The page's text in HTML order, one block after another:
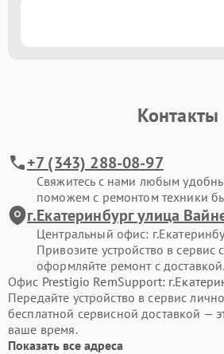
Контакты
+7 (343) 288-08-97
Свяжитесь с нами любым
поможем с ремонтом техники
г.Екатеринбург улица
Центральный офис:
Привозите устройство в сервис
оформляйте ремонт с доставкой.
Офис Prestigio RemSupport:
Передайте устройство в сервис
бесплатной сервисной доставкой —
ваше время.
Показать все адреса